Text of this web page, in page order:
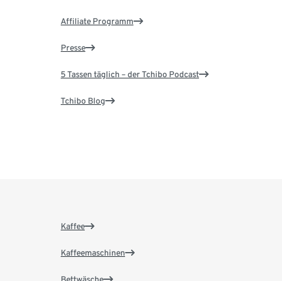
Affiliate Programm
Presse
5 Tassen täglich – der Tchibo Podcast
Tchibo Blog
Kaffee
Kaffeemaschinen
Bettwäsche